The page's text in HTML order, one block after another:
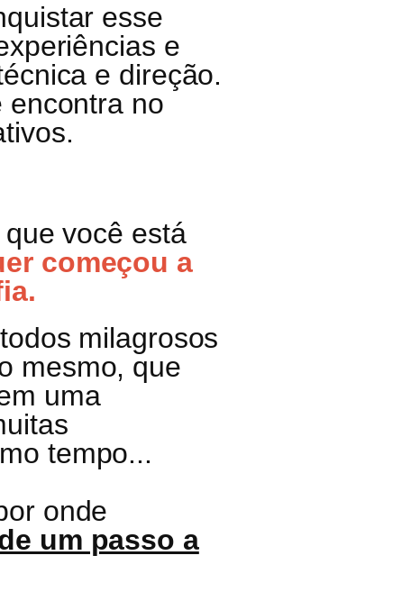
esse
e
e direção.
encontra no
você está
começou a
milagrosos
mesmo, que
uma
tempo...
onde
um passo a